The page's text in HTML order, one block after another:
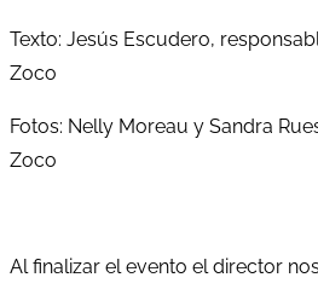
Texto: Jesús Escudero,
Zoco
Fotos: Nelly Moreau y Sandra
Zoco
Al finalizar el evento el director